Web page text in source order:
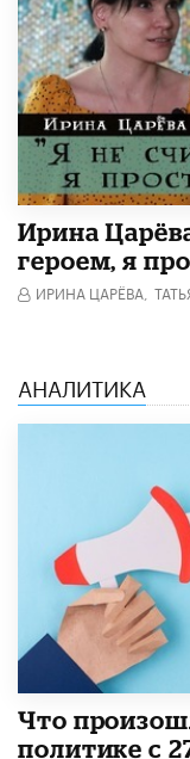
Ирина
героем, я
ИРИНА ЦАРЁВА,
АНАЛИТИКА
​Что
политике с